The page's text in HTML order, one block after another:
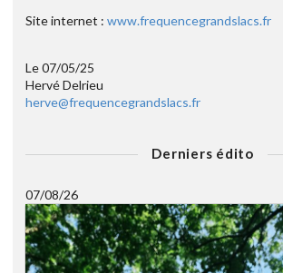
Site internet : www.frequencegrandslacs.fr
Le 07/05/25
Hervé Delrieu
herve@frequencegrandslacs.fr
Derniers édito
07/08/26